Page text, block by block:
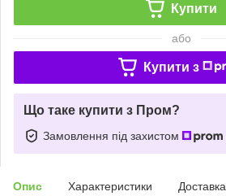
Купити
або
Купити з
Що таке купити з Пром?
Замовлення під захистом
Опис Характеристики Доставка